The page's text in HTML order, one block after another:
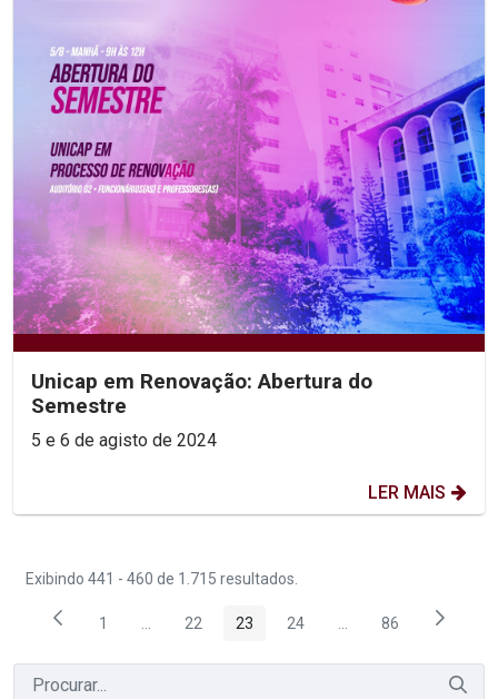
Unicap em Renovação: Abertura do
Semestre
LER MAIS
Exibindo 441 - 460 de 1.715 resultados.
Página
1 Páginas intermediárias Usar ABA para navegar.
Página
22 Página
23 Página
24 PáginasPágina
86